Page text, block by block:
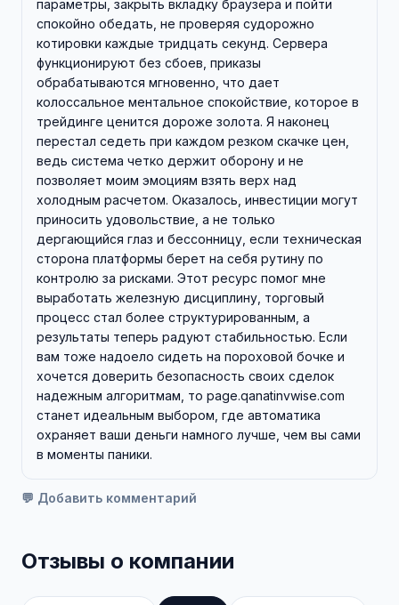
параметры, закрыть вкладку браузера и пойти
спокойно обедать, не проверяя судорожно
котировки каждые тридцать секунд. Сервера
функционируют без сбоев, приказы
обрабатываются мгновенно, что дает
колоссальное ментальное спокойствие, которое в
трейдинге ценится дороже золота. Я наконец
перестал седеть при каждом резком скачке цен,
ведь система четко держит оборону и не
позволяет моим эмоциям взять верх над
холодным расчетом. Оказалось, инвестиции могут
приносить удовольствие, а не только
дергающийся глаз и бессонницу, если техническая
сторона платформы берет на себя рутину по
контролю за рисками. Этот ресурс помог мне
выработать железную дисциплину, торговый
процесс стал более структурированным, а
результаты теперь радуют стабильностью. Если
вам тоже надоело сидеть на пороховой бочке и
хочется доверить безопасность своих сделок
надежным алгоритмам, то page.qanatinvwise.com
станет идеальным выбором, где автоматика
охраняет ваши деньги намного лучше, чем вы сами
в моменты паники.
💬 Добавить комментарий
Отзывы о компании